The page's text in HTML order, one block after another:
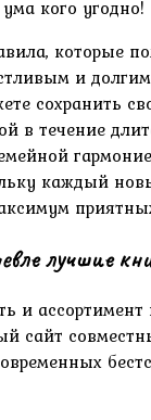
кого угодно!
которые
и
сохранить
в течение
каждый
лучшие
и ассортимент
сайт